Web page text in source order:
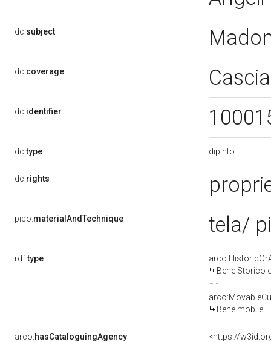
dc:subject
dc:coverage
dc:identifier
dc:type dipinto
dc:rights
pico:materialAndTechnique tela/
rdf:type
Bene Storico
Bene mobile
arco:hasCataloguingAgency
<https://